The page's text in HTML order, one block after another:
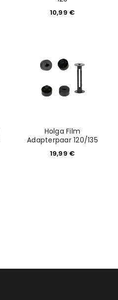
10,99 €
Holga Film
Adapterpaar 120/135
19,99 €